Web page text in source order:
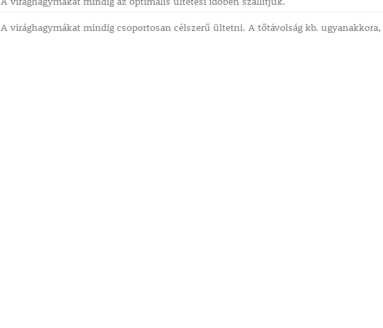
A virághagymákat mindig csoportosan célszerű ültetni. A tőtávolság kb.